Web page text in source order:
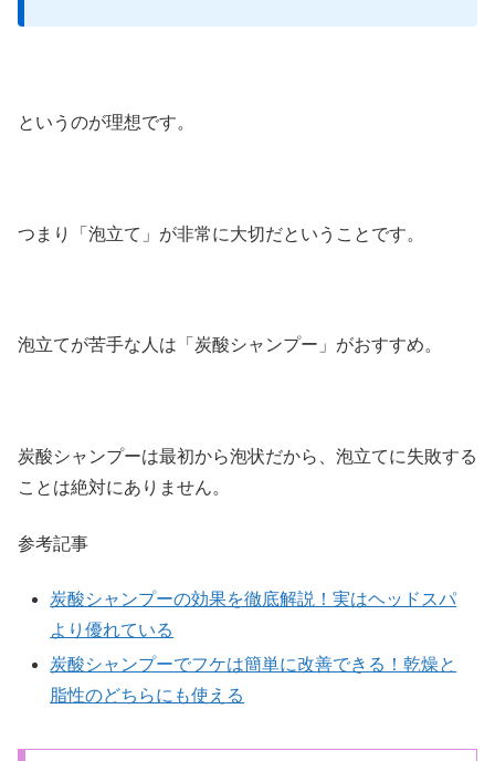
というのが理想です。
つまり「泡立て」が非常に大切だということです。
泡立てが苦手な人は「炭酸シャンプー」がおすすめ。
炭酸シャンプーは最初から泡状だから、泡立てに失敗する
ことは絶対にありません。
参考記事
炭酸シャンプーの効果を徹底解説！実はヘッドスパ
より優れている
炭酸シャンプーでフケは簡単に改善できる！乾燥と
脂性のどちらにも使える